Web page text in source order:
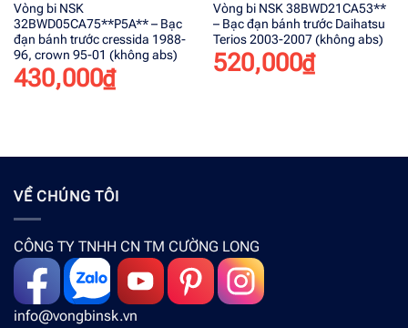
Vòng bi NSK
32BWD05CA75**P5A** – Bạc
đạn bánh trước cressida 1988-
96, crown 95-01 (không abs)
430,000₫
Vòng bi NSK 38BWD21CA53**
– Bạc đạn bánh trước Daihatsu
Terios 2003-2007 (không abs)
520,000₫
VỀ CHÚNG TÔI
CÔNG TY TNHH CN TM CƯỜNG LONG
info@vongbinsk.vn